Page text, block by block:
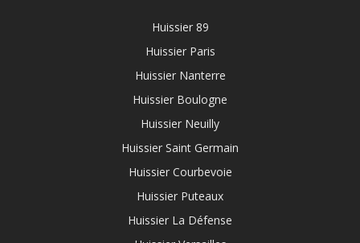
Huissier 89
Huissier Paris
Huissier Nanterre
Huissier Boulogne
Huissier Neuilly
Huissier Saint Germain
Huissier Courbevoie
Huissier Puteaux
Huissier La Défense